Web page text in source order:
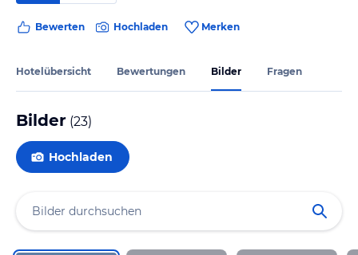
Bewerten Hochladen Merken
Hotelübersicht Bewertungen Bilder Fragen
Bilder (23)
Hochladen